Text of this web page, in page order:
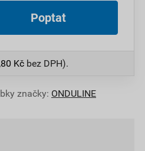
Poptat
Kč bez DPH).
značky: ONDULINE